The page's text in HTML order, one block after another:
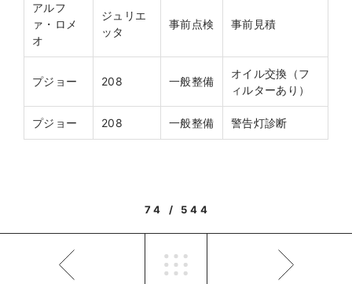
アルフ
ァ・ロメ
オ
ジュリエ
ッタ
事前点検 事前見積
プジョー 208 一般整備
オイル交換（フ
ィルターあり）
プジョー 208 一般整備 警告灯診断
74 / 544